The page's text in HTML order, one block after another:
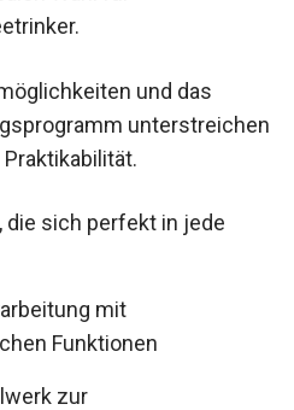
und das
unterstreichen
die sich perfekt in jede
mit
Funktionen
zur